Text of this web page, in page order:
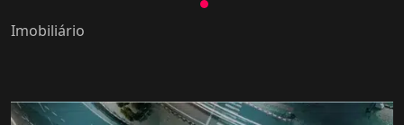
Imobiliário